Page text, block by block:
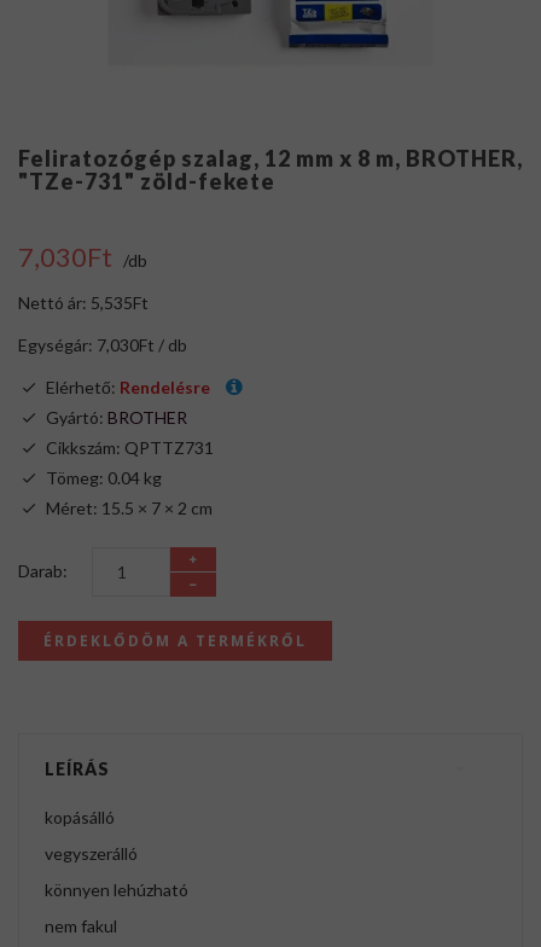
Feliratozógép szalag, 12 mm x 8 m, BROTHER,
"TZe-731" zöld-fekete
7,030Ft /db
Nettó ár: 5,535Ft
Egységár: 7,030Ft / db
Elérhető: Rendelésre
Gyártó: BROTHER
Cikkszám: QPTTZ731
Tömeg: 0.04 kg
Méret: 15.5 × 7 × 2 cm
Darab:
ÉRDEKLŐDÖM A TERMÉKRŐL
LEÍRÁS
kopásálló
vegyszerálló
könnyen lehúzható
nem fakul